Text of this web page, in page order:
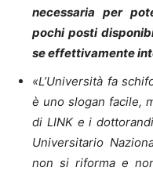
necessaria per
pochi posti
se effettivamente
«L’Università fa
è uno slogan facile,
di LINK e i
Universitario
non si riforma e